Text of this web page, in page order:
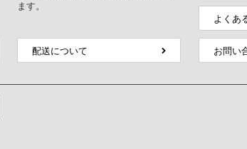
ます。
配送について
よくあ
お問い